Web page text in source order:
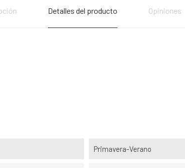
Detalles del producto Opiniones
Primavera-Verano